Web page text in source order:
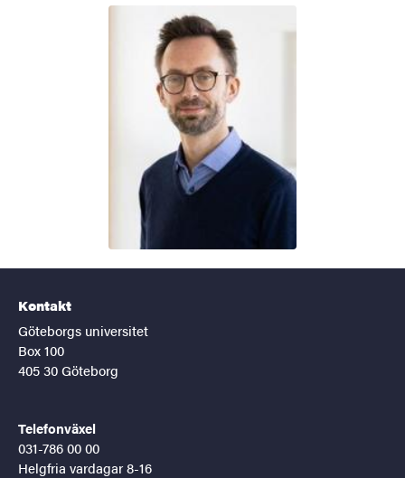
Kontakt
Göteborgs universitet
Box 100
405 30 Göteborg
Telefonväxel
031-786 00 00
Helgfria vardagar 8-16